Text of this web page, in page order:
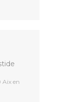
Aix en